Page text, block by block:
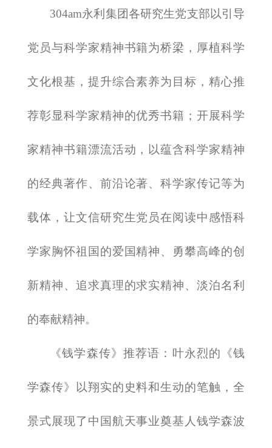
​304am永利集团各研究生党支部以引导
党员与科学家精神书籍为桥梁，厚植科学
文化根基，提升综合素养为目标，精心推
荐彰显科学家精神的优秀书籍；开展科学
家精神书籍漂流活动，以蕴含科学家精神
的经典著作、前沿论著、科学家传记等为
载体，让文信研究生党员在阅读中感悟科
学家胸怀祖国的爱国精神、勇攀高峰的创
新精神、追求真理的求实精神、淡泊名利
的奉献精神。
《钱学森传》 推荐语 ： 叶永烈的《钱
学森传》以翔实的史料和生动的笔触，全
景式展现了中国航天事业奠基人钱学森波